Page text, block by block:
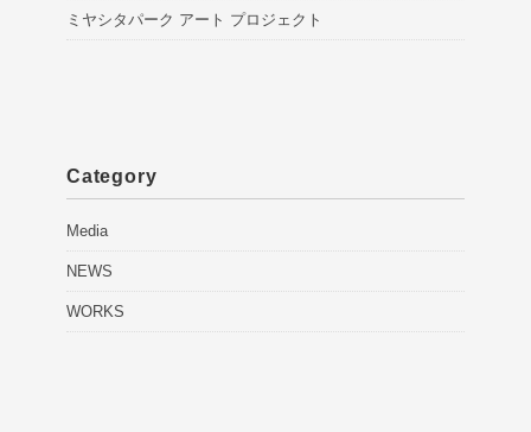
ミヤシタパーク アート プロジェクト
Category
Media
NEWS
WORKS